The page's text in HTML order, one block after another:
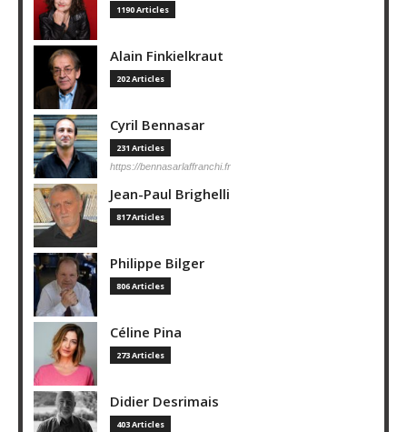
1190 Articles
Alain Finkielkraut
202 Articles
Cyril Bennasar
231 Articles
https://bennasarlaffranchi.fr
Jean-Paul Brighelli
817 Articles
Philippe Bilger
806 Articles
Céline Pina
273 Articles
Didier Desrimais
403 Articles